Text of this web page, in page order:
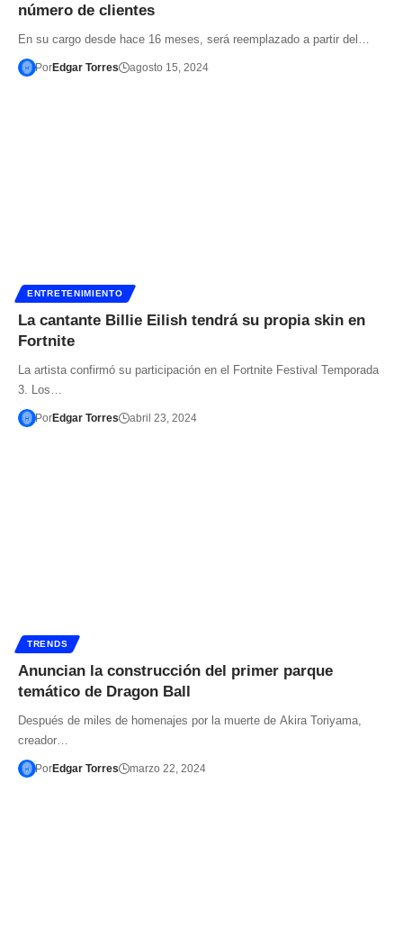
número de clientes
En su cargo desde hace 16 meses, será reemplazado a partir del…
PorEdgar Torres agosto 15, 2024
ENTRETENIMIENTO
La cantante Billie Eilish tendrá su propia skin en
Fortnite
La artista confirmó su participación en el Fortnite Festival Temporada
3. Los…
PorEdgar Torres abril 23, 2024
TRENDS
Anuncian la construcción del primer parque
temático de Dragon Ball
Después de miles de homenajes por la muerte de Akira Toriyama,
creador…
PorEdgar Torres marzo 22, 2024